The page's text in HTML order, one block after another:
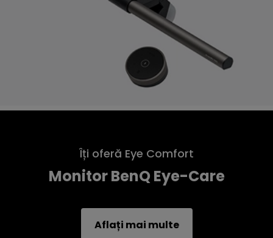
Îți oferă Eye Comfort
Monitor BenQ Eye-Care
Aflați mai multe